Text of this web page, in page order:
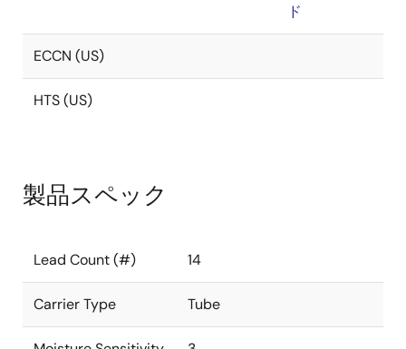
ド
ECCN (US)
HTS (US)
製品スペック
Lead Count (#) 14
Carrier Type Tube